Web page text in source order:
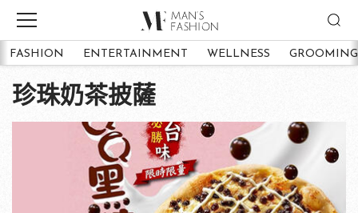
FASHION ENTERTAINMENT WELLNESS GROOMING
珍珠奶茶披薩